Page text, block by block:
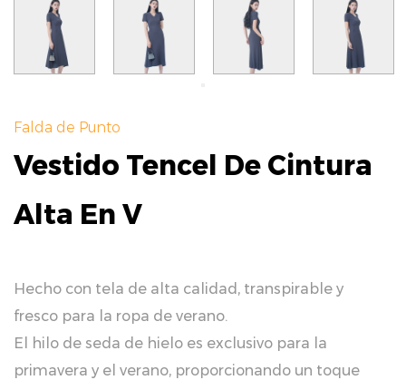
Falda de Punto
Vestido Tencel De Cintura
Alta En V
Hecho con tela de alta calidad, transpirable y
fresco para la ropa de verano.
El hilo de seda de hielo es exclusivo para la
primavera y el verano, proporcionando un toque